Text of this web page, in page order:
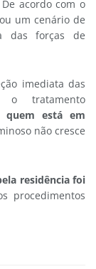
De acordo com o
um cenário de
das forças de
imediata das
o tratamento
quem está em
não cresce
residência foi
procedimentos